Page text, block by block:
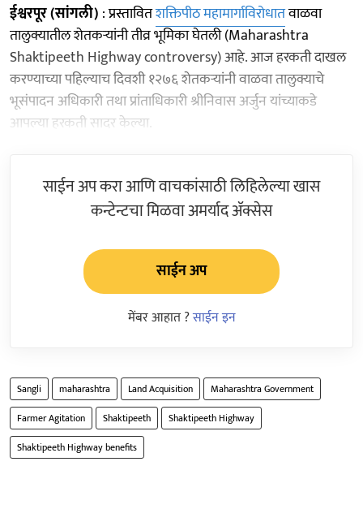
ईश्वरपूर (सांगली) : प्रस्तावितशक्तिपीठ महामार्गाविरोधातवाळवा
तालुक्यातील शेतकऱ्यांनी तीव्र भूमिका घेतली (Maharashtra
Shaktipeeth Highway controversy) आहे. आज हरकती दाखल
करण्याच्या पहिल्याच दिवशी १२७६ शेतकऱ्यांनी वाळवा तालुक्याचे
भूसंपादन अधिकारी तथा प्रांताधिकारी श्रीनिवास अर्जुन यांच्याकडे
आपल्या हरकती सादर केल्या.
साईन अप करा आणि वाचकांसाठी लिहिलेल्या खास
कन्टेन्टचा मिळवा अमर्याद ॲक्सेस
साईन अप
मेंबर आहात ?साईन इन
Sangli maharashtra Land Acquisition
Maharashtra Government
Farmer Agitation
Shaktipeeth
Shaktipeeth Highway
Shaktipeeth Highway benefits